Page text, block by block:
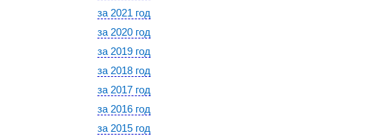
за 2021 год
за 2020 год
за 2019 год
за 2018 год
за 2017 год
за 2016 год
за 2015 год